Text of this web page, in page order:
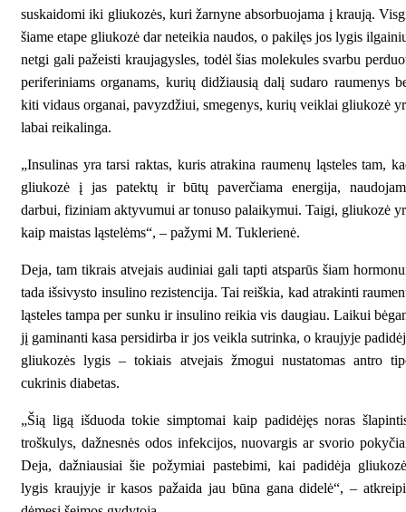
suskaidomi iki gliukozės, kuri žarnyne absorbuojama į kraują.
šiame etape gliukozė dar neteikia naudos, o pakilęs jos lygis
netgi gali pažeisti kraujagysles, todėl šias molekules svarbu
periferiniams organams, kurių didžiausią dalį sudaro raumenys
kiti vidaus organai, pavyzdžiui, smegenys, kurių veiklai gliukozė
labai reikalinga.
„Insulinas yra tarsi raktas, kuris atrakina raumenų ląsteles tam,
gliukozė į jas patektų ir būtų paverčiama energija,
darbui, fiziniam aktyvumui ar tonuso palaikymui. Taigi, gliukozė
kaip maistas ląstelėms“, – pažymi M. Tuklerienė.
Deja, tam tikrais atvejais audiniai gali tapti atsparūs šiam
tada išsivysto insulino rezistencija. Tai reiškia, kad atrakinti
ląsteles tampa per sunku ir insulino reikia vis daugiau. Laikui
jį gaminanti kasa persidirba ir jos veikla sutrinka, o kraujyje
gliukozės lygis – tokiais atvejais žmogui nustatomas antro
cukrinis diabetas.
„Šią ligą išduoda tokie simptomai kaip padidėjęs noras
troškulys, dažnesnės odos infekcijos, nuovargis ar svorio
Deja, dažniausiai šie požymiai pastebimi, kai padidėja
lygis kraujyje ir kasos pažaida jau būna gana didelė“, –